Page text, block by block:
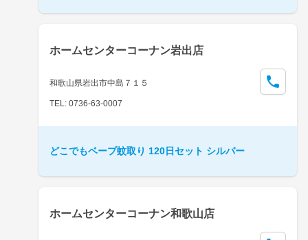
ホームセンターコーナン岩出店
和歌山県岩出市中島７１５
TEL: 0736-63-0007
どこでもベープ蚊取り 120日セット シルバー
ホームセンターコーナン和歌山店